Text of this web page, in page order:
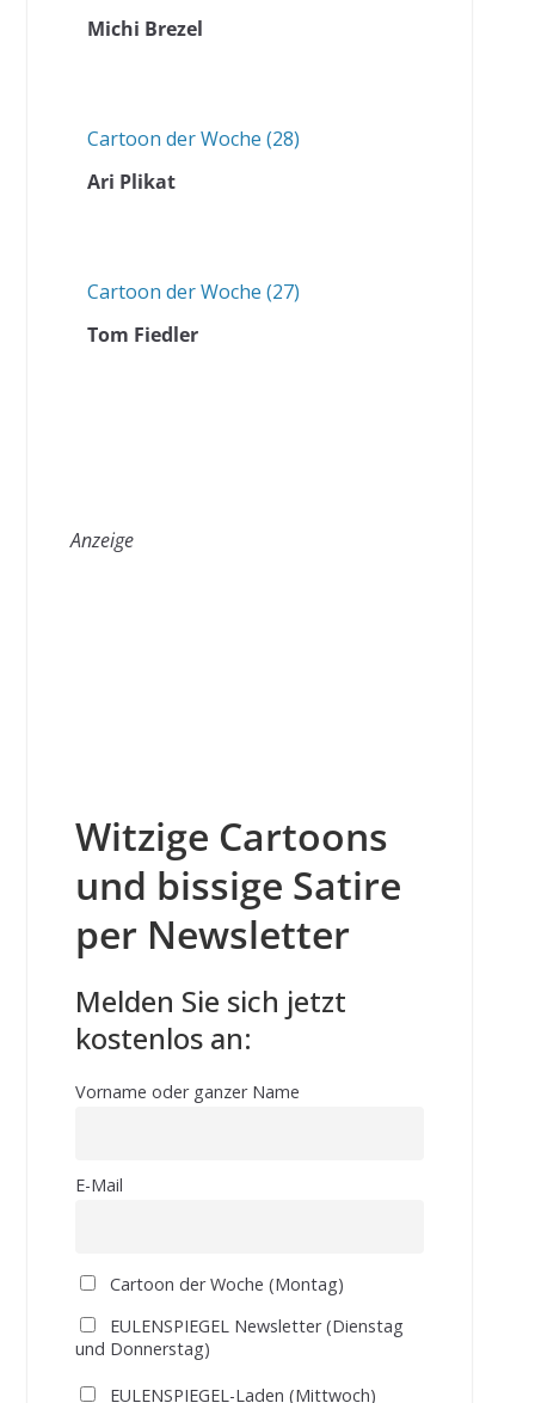
Michi Brezel
Cartoon der Woche (28)
Ari Plikat
Cartoon der Woche (27)
Tom Fiedler
Anzeige
Witzige Cartoons
und bissige Satire
per Newsletter
Melden Sie sich jetzt
kostenlos an:
Vorname oder ganzer Name
E-Mail
Cartoon der Woche (Montag)
EULENSPIEGEL Newsletter (Dienstag
und Donnerstag)
EULENSPIEGEL-Laden (Mittwoch)